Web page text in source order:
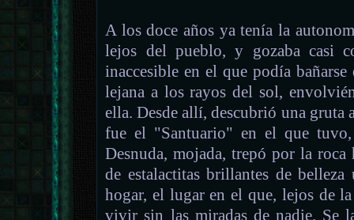
A los doce años ya tenía la
lejos del pueblo, y gozaba casi
inaccesible en el que podía
lejana a los rayos del sol,
ella. Desde allí, descubrió una gruta
fue el "Santuario" en el que
Desnuda, mojada, trepó por la
de estalactitas brillantes de
hogar, el lugar en el que, lejos de
vivir sin las miradas de nadie. Se